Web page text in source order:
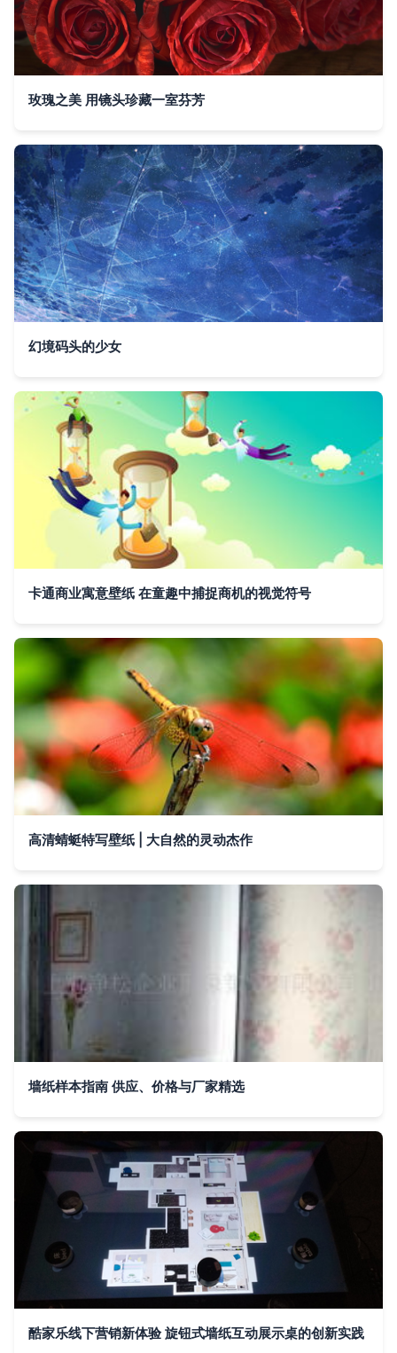
玫瑰之美 用镜头珍藏一室芬芳
幻境码头的少女
卡通商业寓意壁纸 在童趣中捕捉商机的视觉符号
高清蜻蜓特写壁纸 | 大自然的灵动杰作
墙纸样本指南 供应、价格与厂家精选
酷家乐线下营销新体验 旋钮式墙纸互动展示桌的创新实践